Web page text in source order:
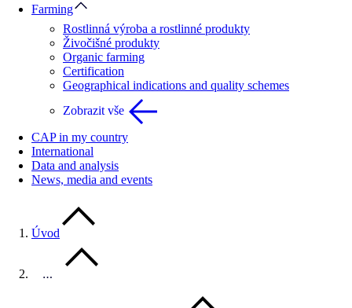
Farming
Rostlinná výroba a rostlinné produkty
Živočišné produkty
Organic farming
Certification
Geographical indications and quality schemes
Zobrazit vše
CAP in my country
International
Data and analysis
News, media and events
Úvod
…